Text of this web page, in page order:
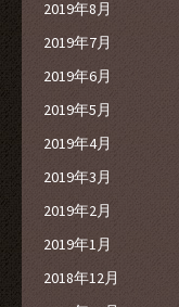
2019年8月
2019年7月
2019年6月
2019年5月
2019年4月
2019年3月
2019年2月
2019年1月
2018年12月